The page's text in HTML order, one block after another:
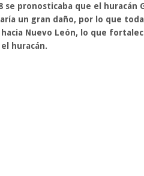
se pronosticaba que el
un gran daño, por lo que
hacia Nuevo León, lo que
huracán.